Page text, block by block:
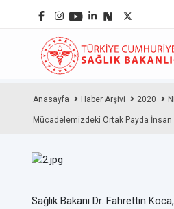
Anasayfa Haber Arşivi 2020
Mücadelemizdeki Ortak Payda İnsan
Sağlık Bakanı Dr. Fahrettin